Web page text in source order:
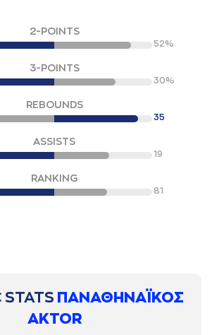
2-POINTS
52%
3-POINTS
30%
REBOUNDS
35
ASSISTS
19
RANKING
81
STATS ΠΑΝΑΘΗΝΑΪΚΟΣ
AKTOR